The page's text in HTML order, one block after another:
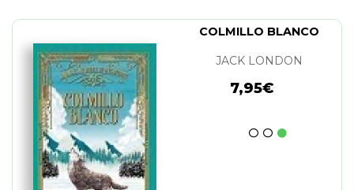
COLMILLO BLANCO
JACK LONDON
7,95€